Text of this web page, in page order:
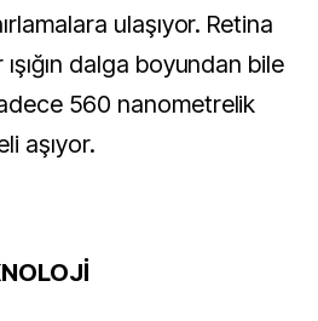
ulaşıyor. Retina
dalga boyundan bile
560 nanometrelik
aşıyor.